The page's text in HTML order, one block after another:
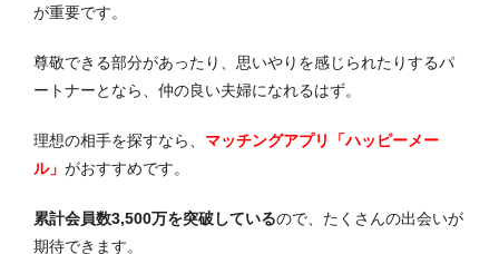
が重要です。
尊敬できる部分があったり、思いやりを感じられたりするパ
ートナーとなら、仲の良い夫婦になれるはず。
理想の相手を探すなら、 マッチングアプリ「ハッピーメー
ル」 がおすすめです。
累計会員数3,500万を突破しているので、たくさんの出会いが
期待できます。